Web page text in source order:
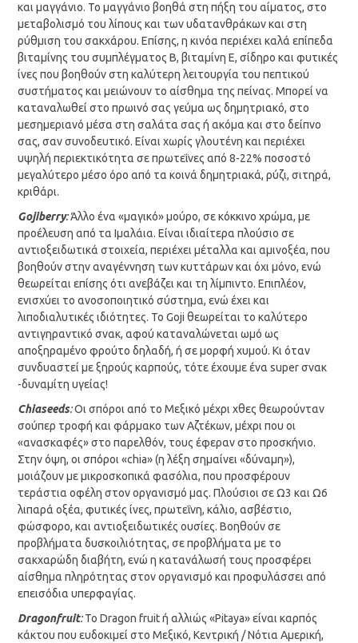
και μαγγάνιο. Το μαγγάνιο βοηθά στη πήξη του αίματος, στο
μεταβολισμό του λίπους και των υδατανθράκων και στη
ρύθμιση του σακχάρου. Επίσης, η κινόα περιέχει καλά επίπεδα
βιταμίνης του συμπλέγματος Β, βιταμίνη Ε, σίδηρο και φυτικές
ίνες που βοηθούν στη καλύτερη λειτουργία του πεπτικού
συστήματος και μειώνουν το αίσθημα της πείνας. Μπορεί να
καταναλωθεί στο πρωινό σας γεύμα ως δημητριακό, στο
μεσημεριανό μέσα στη σαλάτα σας ή ακόμα και στο δείπνο
σας, σαν συνοδευτικό. Είναι χωρίς γλουτένη και περιέχει
υψηλή περιεκτικότητα σε πρωτεΐνες από 8-22% ποσοστό
μεγαλύτερο μέσο όρο από τα κοινά δημητριακά, ρύζι, σιτηρά,
κριθάρι.
Gojiberry:Άλλο ένα «μαγικό» μούρο, σε κόκκινο χρώμα, με
προέλευση από τα Ιμαλάια. Είναι ιδιαίτερα πλούσιο σε
αντιοξειδωτικά στοιχεία, περιέχει μέταλλα και αμινοξέα, που
βοηθούν στην αναγέννηση των κυττάρων και όχι μόνο, ενώ
θεωρείται επίσης ότι ανεβάζει και τη λίμπιντο. Επιπλέον,
ενισχύει το ανοσοποιητικό σύστημα, ενώ έχει και
λιποδιαλυτικές ιδιότητες. Το Goji θεωρείται το καλύτερο
αντιγηραντικό σνακ, αφού καταναλώνεται ωμό ως
αποξηραμένο φρούτο δηλαδή, ή σε μορφή χυμού. Κι όταν
συνδυαστεί με ξηρούς καρπούς, τότε έχουμε ένα super σνακ
-δυναμίτη υγείας!
Chiaseeds:Οι σπόροι από το Μεξικό μέχρι χθες θεωρούνταν
σούπερ τροφή και φάρμακο των Αζτέκων, μέχρι που οι
«ανασκαφές» στο παρελθόν, τους έφεραν στο προσκήνιο.
Στην όψη, οι σπόροι «chia» (η λέξη σημαίνει «δύναμη»),
μοιάζουν με μικροσκοπικά φασόλια, που προσφέρουν
τεράστια οφέλη στον οργανισμό μας. Πλούσιοι σε Ω3 και Ω6
λιπαρά οξέα, φυτικές ίνες, πρωτεΐνη, κάλιο, ασβέστιο,
φώσφορο, και αντιοξειδωτικές ουσίες. Βοηθούν σε
προβλήματα δυσκοιλιότητας, σε προβλήματα με το
σακχαρώδη διαβήτη, ενώ η κατανάλωσή τους προσφέρει
αίσθημα πληρότητας στον οργανισμό και προφυλάσσει από
επεισόδια υπερφαγίας.
Dragonfruit:Το Dragon fruit ή αλλιώς «Pitaya» είναι καρπός
κάκτου που ευδοκιμεί στο Μεξικό, Κεντρική / Νότια Αμερική,